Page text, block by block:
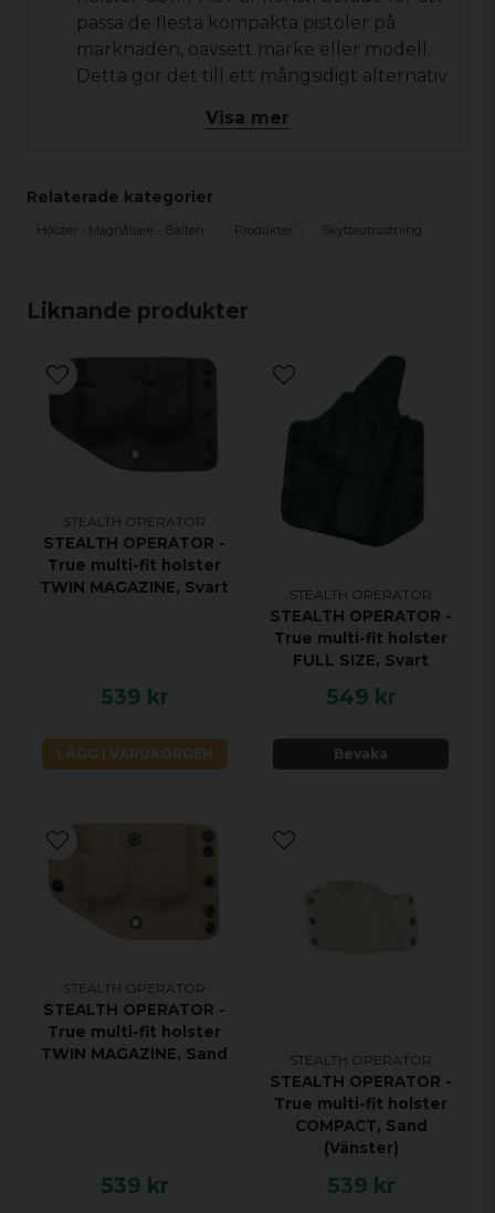
Liknande produkter
STEALTH OPERATOR
STEALTH OPERATOR -
True multi-fit holster
TWIN MAGAZINE, Svart
539 kr
LÄGG I VARUKORGEN
STEALTH OPERATOR
STEALTH OPERATOR -
True multi-fit holster
FULL SIZE, Svart
549 kr
Bevaka
STEALTH OPERATOR
STEALTH OPERATOR -
True multi-fit holster
TWIN MAGAZINE, Sand
539 kr
STEALTH OPERATOR
STEALTH OPERATOR -
True multi-fit holster
COMPACT, Sand
(Vänster)
539 kr
passa de flesta kompakta pistoler på
marknaden, oavsett märke eller modell.
Detta gör det till ett mångsidigt alternativ
Justerbar retention: Hölstret har en
möjligt att anpassa greppet på din pistol
för en säker och tät passform. Du kan
enkelt justera retentionen efter dina
Snabb och enkel åtkomst: Med det
snabba dragsystemet kan du dra pistolen
kan lita på att din pistol är säkert förvarad
och samtidigt vara redo att reagera snabbt
Komfortabelt bärande: Hölstret är
bäras antingen IWB (Inside-the-
Waistband) eller OWB (Outside-the-
Waistband) beroende på dina preferenser
och bärmiljön. Det ger en bekväm
passform mot kroppen för långvarigt
slitstarka material av hög kvalitet för att
vid daglig användning.
Visa mer
Relaterade kategorier
Hölster - Maghållare - Bälten Produkter Skytteutrustning